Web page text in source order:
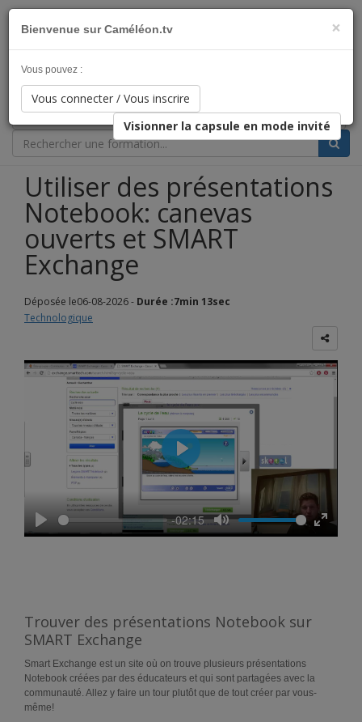
L'éducation qui s'adapte à votre rythme !
Catégorie
Clientèle Cible
Utiliser des présentations
Notebook: canevas
ouverts et SMART
Exchange
Déposée le06-08-2026 - Durée :7min 13sec
Technologique
Play
-02:15
Mute
Enter
Play
Trouver des présentations Notebook sur
SMART Exchange
Smart Exchange est un site où on trouve plusieurs présentations
Notebook créées par des éducateurs et qui sont partagées avec la
communauté. Allez y faire un tour plutôt que de tout créer par vous-
même!
×
Bienvenue sur Caméléon.tv
Vous pouvez :
Vous connecter / Vous inscrire
Visionner la capsule en mode invité